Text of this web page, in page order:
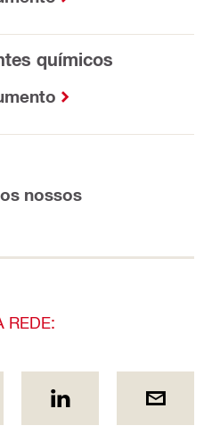
químicos
nossos
REDE: